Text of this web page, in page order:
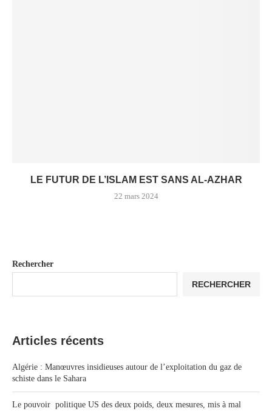
LE FUTUR DE L’ISLAM EST SANS AL-AZHAR
22 mars 2024
Rechercher
RECHERCHER
Articles récents
Algérie : Manœuvres insidieuses autour de l’exploitation du gaz de
schiste dans le Sahara
Le pouvoir politique US des deux poids, deux mesures, mis à mal